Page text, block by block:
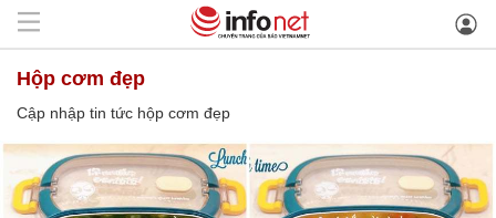
hộp cơm đẹp
Cập nhập tin tức hộp cơm đẹp